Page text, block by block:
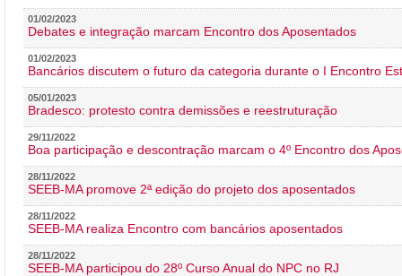
01/02/2023
Debates e integração marcam Encontro dos Aposentados
01/02/2023
Bancários discutem o futuro da categoria durante o I Encontro
05/01/2023
Bradesco: protesto contra demissões e reestruturação
29/11/2022
Boa participação e descontração marcam o 4º Encontro dos
28/11/2022
SEEB-MA promove 2ª edição do projeto dos aposentados
28/11/2022
SEEB-MA realiza Encontro com bancários aposentados
28/11/2022
SEEB-MA participou do 28º Curso Anual do NPC no RJ